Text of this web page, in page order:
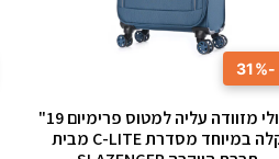
-31%
טרולי מזוודה עליה למטוס פרימיום 19"
קלה במיוחד מסדרת C-LITE מבית